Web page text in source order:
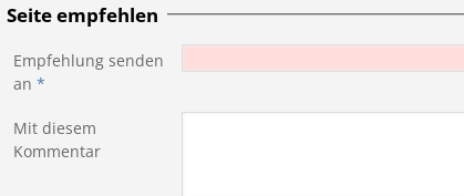
Seite empfehlen
Empfehlung senden
an *
Mit diesem
Kommentar